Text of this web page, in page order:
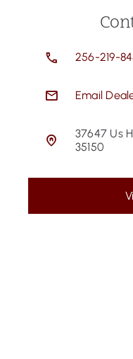
256-219-
Email
37647 Us
35150